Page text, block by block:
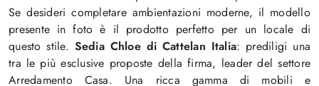
Se desideri completare ambientazioni moderne, il modello
presente in foto è il prodotto perfetto per un locale di
questo stile. Sedia Chloe di Cattelan Italia: prediligi una
tra le più esclusive proposte della firma, leader del settore
Arredamento Casa. Una ricca gamma di mobili e